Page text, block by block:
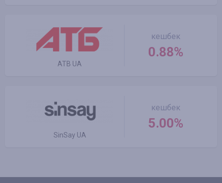
ATB UA
кешбек
0.88%
SinSay UA
кешбек
5.00%